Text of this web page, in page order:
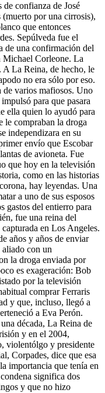
confianza de José
por una cirrosis),
que entonces
Sepúlveda fue el
de una confirmación del
Michael Corleone. La
La Reina, de hecho, le
no era sólo por eso.
varios mafiosos. Uno
para que pasara
ella quien lo ayudó para
le compraban la droga
independizara en su
envío que Escobar
de avioneta. Fue
que hoy en la televisión
como en las historias
hay leyendas. Una
a uno de sus esposos
gastos del entierro para
fue una reina del
en Los Angeles.
años y años de enviar
aliado con un
la droga enviada por
es exageración: Bob
por la televisión
comprar Ferraris
y que, incluso, llegó a
a Eva Perón.
década, La Reina de
y en el 2004,
violentólgo y presidente
Corpades, dice que esa
importancia que tenía en
significa dos
y que no hizo